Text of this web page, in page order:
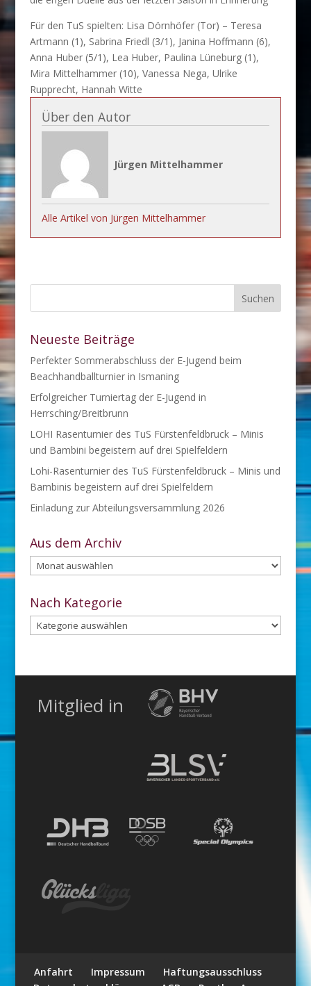
Für den TuS spielten: Lisa Dörnhöfer (Tor) – Teresa
Artmann (1), Sabrina Friedl (3/1), Janina Hoffmann (6),
Anna Huber (5/1), Lea Huber, Paulina Lüneburg (1),
Mira Mittelhammer (10), Vanessa Nega, Ulrike
Rupprecht, Hannah Witte
Über den Autor
Jürgen Mittelhammer
Alle Artikel von Jürgen Mittelhammer
Neueste Beiträge
Perfekter Sommerabschluss der E-Jugend beim
Beachhandballturnier in Ismaning
Erfolgreicher Turniertag der E-Jugend in
Herrsching/Breitbrunn
LOHI Rasenturnier des TuS Fürstenfeldbruck – Minis
und Bambini begeistern auf drei Spielfeldern
Lohi-Rasenturnier des TuS Fürstenfeldbruck – Minis und
Bambinis begeistern auf drei Spielfeldern
Einladung zur Abteilungsversammlung 2026
Aus dem Archiv
Aus
dem
Archiv
Nach Kategorie
Nach
Kategorie
Mitglied in
Anfahrt Impressum
Haftungsausschluss